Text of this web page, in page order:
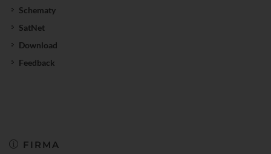
Schematy
SatNet
Download
Feedback
FIRMA